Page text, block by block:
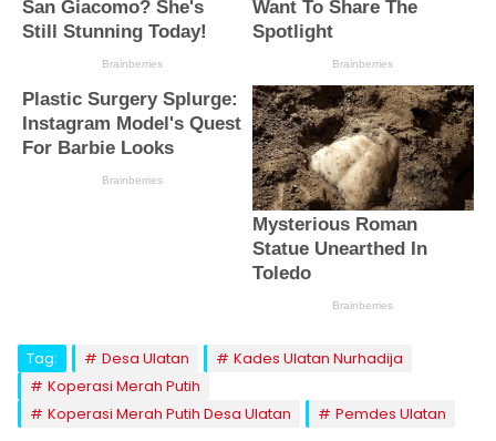
Tag: Desa Ulatan
Kades Ulatan Nurhadija
Koperasi Merah Putih
Koperasi Merah Putih Desa Ulatan
Pemdes Ulatan